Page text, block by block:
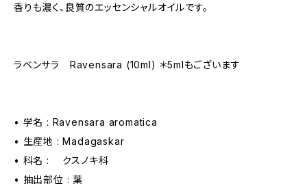
香りも濃く、良質のエッセンシャルオイルです。
ラベンサラ Ravensara (10ml) ＊5mlもございます
• 学名 : Ravensara aromatica
• 生産地 : Madagaskar
• 科名 : クスノキ科
• 抽出部位 : 葉